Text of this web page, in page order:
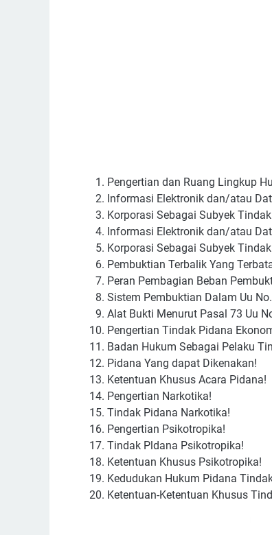
Pengertian dan Ruang Lingkup
Informasi Elektronik dan/atau
Korporasi Sebagai Subyek
Informasi Elektronik dan/atau
Korporasi Sebagai Subyek
Pembuktian Terbalik Yang
Peran Pembagian Beban
Sistem Pembuktian Dalam Uu
Alat Bukti Menurut Pasal 73 Uu
Pengertian Tindak Pidana
Badan Hukum Sebagai Pelaku
Pidana Yang dapat Dikenakan!
Ketentuan Khusus Acara Pidana!
Pengertian Narkotika!
Tindak Pidana Narkotika!
Pengertian Psikotropika!
Tindak Pldana Psikotropika!
Ketentuan Khusus Psikotropika!
Kedudukan Hukum Pidana
Ketentuan-Ketentuan Khusus